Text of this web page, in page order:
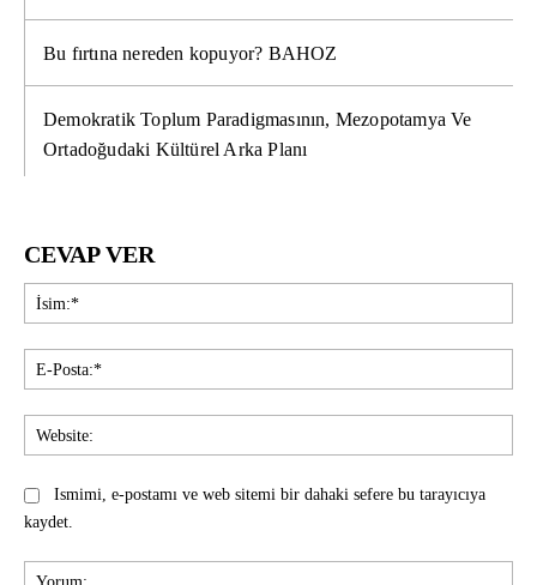
Bu fırtına nereden kopuyor? BAHOZ
Demokratik Toplum Paradigmasının, Mezopotamya Ve
Ortadoğudaki Kültürel Arka Planı
CEVAP VER
Ismimi, e-postamı ve web sitemi bir dahaki sefere bu tarayıcıya
kaydet.